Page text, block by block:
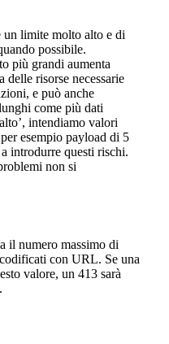
limite molto alto e di
possibile.
più grandi aumenta
delle risorse necessarie
e può anche
come più dati
intendiamo valori
esempio payload di 5
introdurre questi rischi.
non si
il numero massimo di
con URL. Se una
valore, un 413 sarà
.